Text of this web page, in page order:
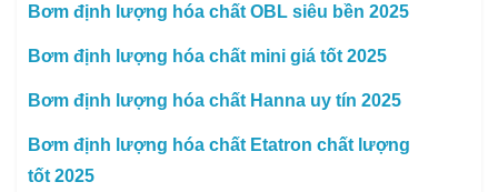
Bơm định lượng hóa chất OBL siêu bền 2025
Bơm định lượng hóa chất mini giá tốt 2025
Bơm định lượng hóa chất Hanna uy tín 2025
Bơm định lượng hóa chất Etatron chất lượng
tốt 2025